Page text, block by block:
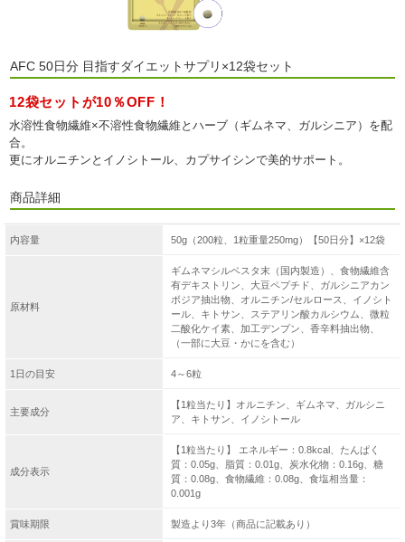
AFC 50日分 目指すダイエットサプリ×12袋セット
12袋セットが10％OFF！
水溶性食物繊維×不溶性食物繊維とハーブ（ギムネマ、ガルシニア）を配
合。
更にオルニチンとイノシトール、カプサイシンで美的サポート。
商品詳細
内容量 50g（200粒、1粒重量250mg）【50日分】×12袋
原材料
ギムネマシルベスタ末（国内製造）、食物繊維含
有デキストリン、大豆ペプチド、ガルシニアカン
ボジア抽出物、オルニチン/セルロース、イノシト
ール、キトサン、ステアリン酸カルシウム、微粒
二酸化ケイ素、加工デンプン、香辛料抽出物、
（一部に大豆・かにを含む）
1日の目安 4～6粒
主要成分
【1粒当たり】オルニチン、ギムネマ、ガルシニ
ア、キトサン、イノシトール
成分表示
【1粒当たり】 エネルギー：0.8kcal、たんぱく
質：0.05g、脂質：0.01g、炭水化物：0.16g、糖
質：0.08g、食物繊維：0.08g、食塩相当量：
0.001g
賞味期限 製造より3年（商品に記載あり）